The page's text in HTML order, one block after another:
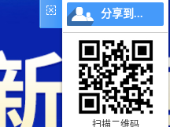
分享到...
扫描二维码